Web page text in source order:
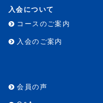
入会について
コースのご案内
入会のご案内
会員の声